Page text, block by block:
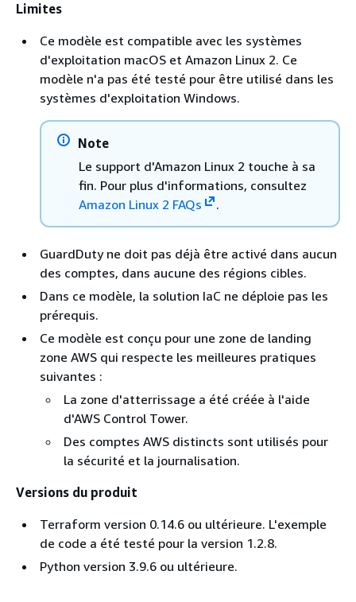
Limites
Ce modèle est compatible avec les systèmes
d'exploitation macOS et Amazon Linux 2. Ce
modèle n'a pas été testé pour être utilisé dans les
systèmes d'exploitation Windows.
Note
Le support d'Amazon Linux 2 touche à sa
fin. Pour plus d'informations, consultez
Amazon Linux 2 FAQs
.
GuardDuty ne doit pas déjà être activé dans aucun
des comptes, dans aucune des régions cibles.
Dans ce modèle, la solution IaC ne déploie pas les
prérequis.
Ce modèle est conçu pour une zone de landing
zone AWS qui respecte les meilleures pratiques
suivantes :
La zone d'atterrissage a été créée à l'aide
d'AWS Control Tower.
Des comptes AWS distincts sont utilisés pour
la sécurité et la journalisation.
Versions du produit
Terraform version 0.14.6 ou ultérieure. L'exemple
de code a été testé pour la version 1.2.8.
Python version 3.9.6 ou ultérieure.